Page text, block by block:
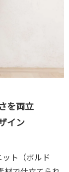
を両立
イン
ト（ボルド